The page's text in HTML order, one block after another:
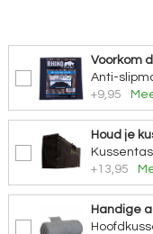
Voorkom
Anti-
+9,95
Houd je
+13,95
Handige